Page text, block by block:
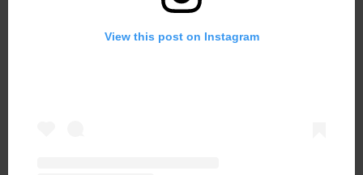
View this post on Instagram